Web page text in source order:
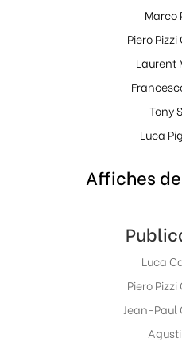
Marco
Piero
Laurent
Tony
Luca
Affiches
Luca
Piero
Jean-